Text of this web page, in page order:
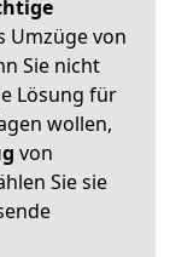
Umzüge von
Sie nicht
Lösung für
wollen,
von
Sie sie